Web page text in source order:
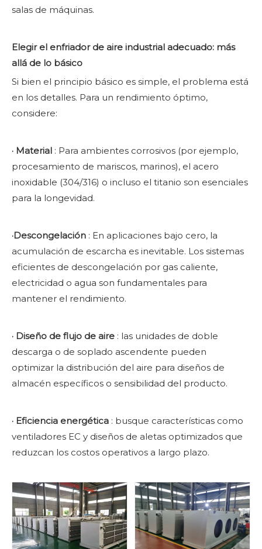
salas de máquinas.
Elegir el enfriador de aire industrial adecuado: más
allá de lo básico
Si bien el principio básico es simple, el problema está
en los detalles. Para un rendimiento óptimo,
considere:
· Material : Para ambientes corrosivos (por ejemplo,
procesamiento de mariscos, marinos), el acero
inoxidable (304/316) o incluso el titanio son esenciales
para la longevidad.
·Descongelación : En aplicaciones bajo cero, la
acumulación de escarcha es inevitable. Los sistemas
eficientes de descongelación por gas caliente,
electricidad o agua son fundamentales para
mantener el rendimiento.
· Diseño de flujo de aire : las unidades de doble
descarga o de soplado ascendente pueden
optimizar la distribución del aire para diseños de
almacén específicos o sensibilidad del producto.
· Eficiencia energética : busque características como
ventiladores EC y diseños de aletas optimizados que
reduzcan los costos operativos a largo plazo.